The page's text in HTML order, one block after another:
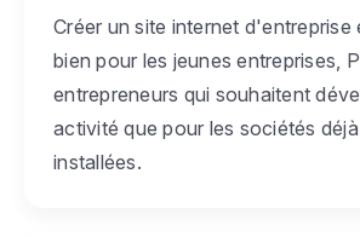
Créer un site internet d'entreprise
bien pour les jeunes entreprises,
entrepreneurs qui souhaitent
activité que pour les sociétés
installées.